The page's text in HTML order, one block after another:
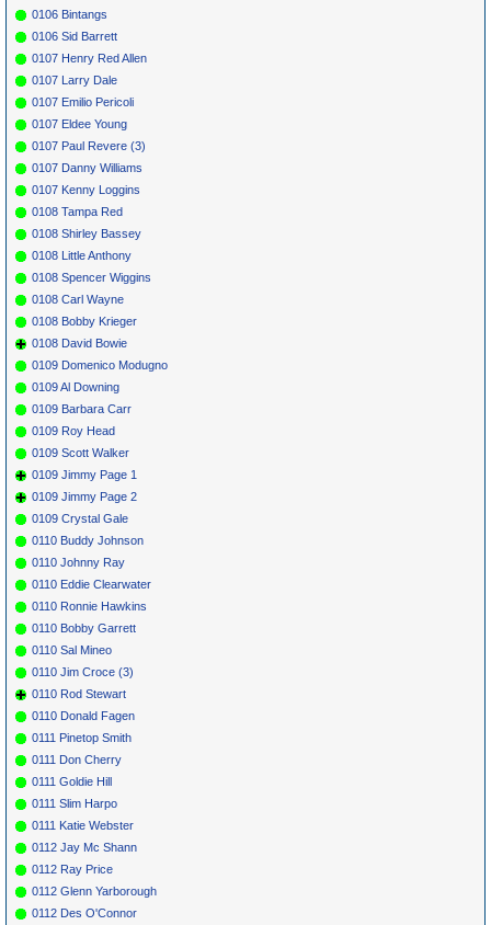
0106 Bintangs
0106 Sid Barrett
0107 Henry Red Allen
0107 Larry Dale
0107 Emilio Pericoli
0107 Eldee Young
0107 Paul Revere (3)
0107 Danny Williams
0107 Kenny Loggins
0108 Tampa Red
0108 Shirley Bassey
0108 Little Anthony
0108 Spencer Wiggins
0108 Carl Wayne
0108 Bobby Krieger
0108 David Bowie
0109 Domenico Modugno
0109 Al Downing
0109 Barbara Carr
0109 Roy Head
0109 Scott Walker
0109 Jimmy Page 1
0109 Jimmy Page 2
0109 Crystal Gale
0110 Buddy Johnson
0110 Johnny Ray
0110 Eddie Clearwater
0110 Ronnie Hawkins
0110 Bobby Garrett
0110 Sal Mineo
0110 Jim Croce (3)
0110 Rod Stewart
0110 Donald Fagen
0111 Pinetop Smith
0111 Don Cherry
0111 Goldie Hill
0111 Slim Harpo
0111 Katie Webster
0112 Jay Mc Shann
0112 Ray Price
0112 Glenn Yarborough
0112 Des O'Connor